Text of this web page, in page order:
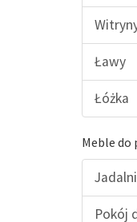
Ławy
Łóżka
Meble do
Pokój